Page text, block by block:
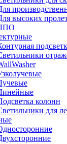
высоких
колонн
для